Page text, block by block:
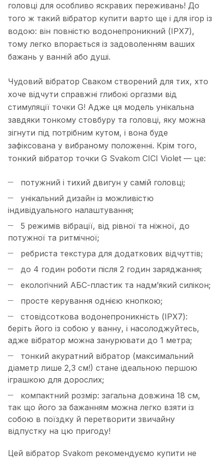
головці для особливо яскравих переживань! До
того ж такий вібратор купити варто ще і для ігор із
водою: він повністю водонепроникний (IPX7),
тому легко впорається із задоволенням ваших
бажань у ванній або душі.
Чудовий вібратор Сваком створений для тих, хто
хоче відчути справжні глибокі оргазми від
стимуляції точки G! Адже ця модель унікальна
завдяки тонкому стовбуру та головці, яку можна
зігнути під потрібним кутом, і вона буде
зафіксована у вибраному положенні. Крім того,
тонкий вібратор точки G Svakom CICI Violet — це:
потужний і тихий двигун у самій головці;
унікальний дизайн із можливістю
індивідуального налаштування;
5 режимів вібрації, від рівної та ніжної, до
потужної та ритмічної;
ребриста текстура для додаткових відчуттів;
до 4 годин роботи після 2 годин заряджання;
екологічний АБС-пластик та надм’який силікон;
просте керування однією кнопкою;
стовідсоткова водонепроникність (IPX7):
беріть його із собою у ванну, і насолоджуйтесь,
адже вібратор можна занурювати до 1 метра;
тонкий акуратний вібратор (максимальний
діаметр лише 2,3 см!) стане ідеальною першою
іграшкою для дорослих;
компактний розмір: загальна довжина 18 см,
так що його за бажанням можна легко взяти із
собою в поїздку й перетворити звичайну
відпустку на цю пригоду!
Цей вібратор Svakom рекомендуємо купити не